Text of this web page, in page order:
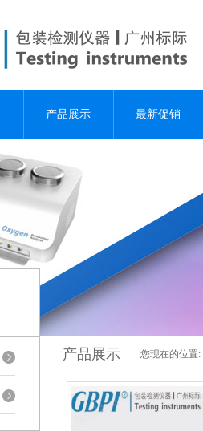
产品展示 最新促销
产品展示 您现在的位置: